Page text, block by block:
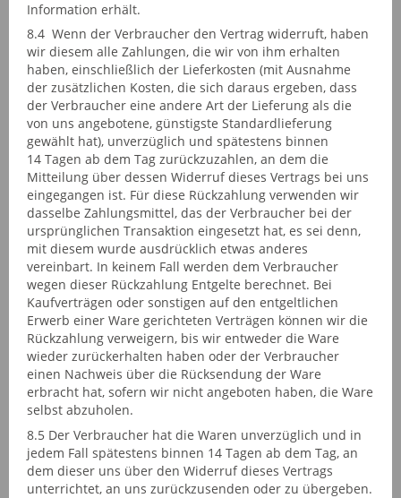
Information erhält.
8.4 Wenn der Verbraucher den Vertrag widerruft, haben
wir diesem alle Zahlungen, die wir von ihm erhalten
haben, einschließlich der Lieferkosten (mit Ausnahme
der zusätzlichen Kosten, die sich daraus ergeben, dass
der Verbraucher eine andere Art der Lieferung als die
von uns angebotene, günstigste Standardlieferung
gewählt hat), unverzüglich und spätestens binnen
14 Tagen ab dem Tag zurückzuzahlen, an dem die
Mitteilung über dessen Widerruf dieses Vertrags bei uns
eingegangen ist. Für diese Rückzahlung verwenden wir
dasselbe Zahlungsmittel, das der Verbraucher bei der
ursprünglichen Transaktion eingesetzt hat, es sei denn,
mit diesem wurde ausdrücklich etwas anderes
vereinbart. In keinem Fall werden dem Verbraucher
wegen dieser Rückzahlung Entgelte berechnet. Bei
Kaufverträgen oder sonstigen auf den entgeltlichen
Erwerb einer Ware gerichteten Verträgen können wir die
Rückzahlung verweigern, bis wir entweder die Ware
wieder zurückerhalten haben oder der Verbraucher
einen Nachweis über die Rücksendung der Ware
erbracht hat, sofern wir nicht angeboten haben, die Ware
selbst abzuholen.
8.5 Der Verbraucher hat die Waren unverzüglich und in
jedem Fall spätestens binnen 14 Tagen ab dem Tag, an
dem dieser uns über den Widerruf dieses Vertrags
unterrichtet, an uns zurückzusenden oder zu übergeben.